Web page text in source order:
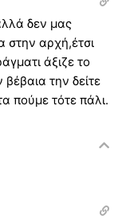
δεν μας
αρχή,έτσι
άξιζε το
την δείτε
πούμε τότε πάλι.